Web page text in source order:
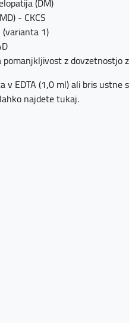
- CKCS
1)
z dovzetnostjo
v EDTA (1,0 ml) ali bris
najdetetukaj.